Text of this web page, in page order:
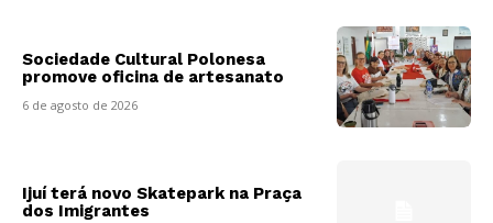
Sociedade Cultural Polonesa
promove oficina de artesanato
6 de agosto de 2026
Ijuí terá novo Skatepark na Praça
dos Imigrantes